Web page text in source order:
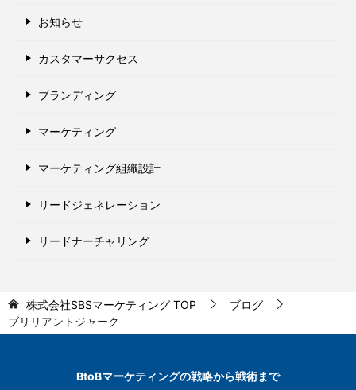
お知らせ
カスタマーサクセス
ブランディング
マーケティング
マーケティング組織設計
リードジェネレーション
リードナーチャリング
株式会社SBSマーケティング TOP
ブログ
ブリリアントジャーク
BtoBマーケティングの戦略から戦術まで